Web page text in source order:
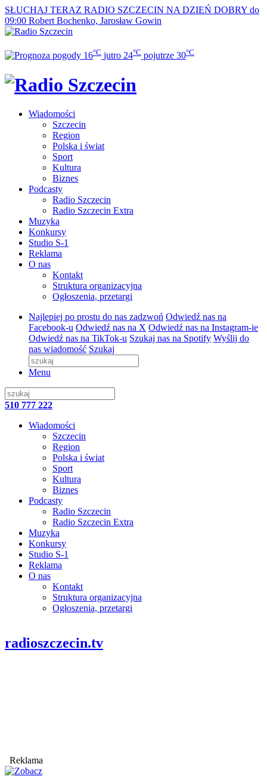
SŁUCHAJ TERAZ RADIO SZCZECIN NA DZIEŃ DOBRY do
09:00 Robert Bochenko, Jarosław Gowin
16°C jutro 24°C pojutrze 30°C
Wiadomości
Szczecin
Region
Polska i świat
Sport
Kultura
Biznes
Podcasty
Radio Szczecin
Radio Szczecin Extra
Muzyka
Konkursy
Studio S-1
Reklama
O nas
Kontakt
Struktura organizacyjna
Ogłoszenia, przetargi
Najlepiej po prostu do nas zadzwoń Odwiedź nas na
Facebook-u Odwiedź nas na X Odwiedź nas na Instagram-ie
Odwiedź nas na TikTok-u Szukaj nas na Spotify Wyślij do
nas wiadomość Szukaj
Menu
510 777 222
Wiadomości
Szczecin
Region
Polska i świat
Sport
Kultura
Biznes
Podcasty
Radio Szczecin
Radio Szczecin Extra
Muzyka
Konkursy
Studio S-1
Reklama
O nas
Kontakt
Struktura organizacyjna
Ogłoszenia, przetargi
radioszczecin.tv
Reklama